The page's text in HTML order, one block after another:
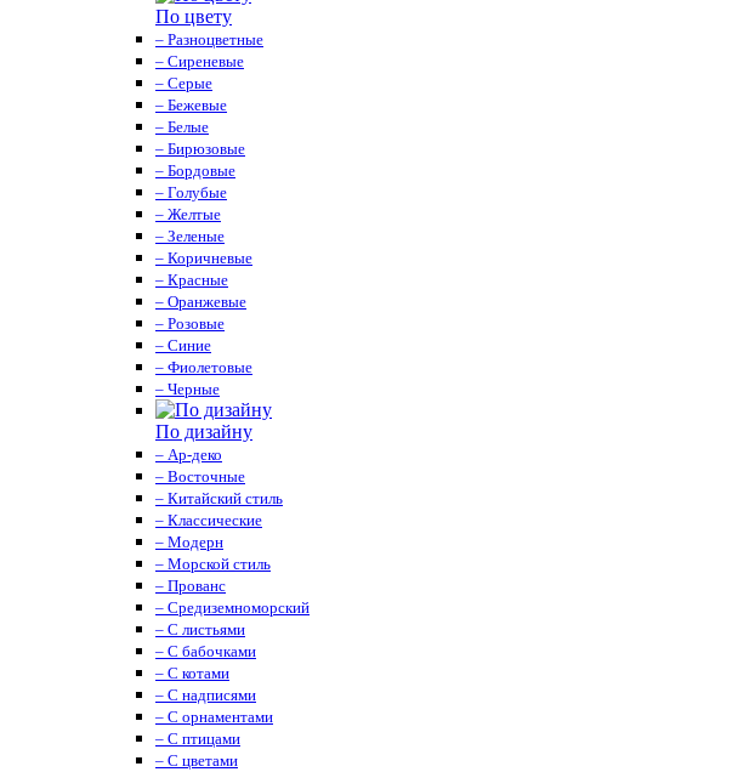
По цвету
– Разноцветные
– Сиреневые
– Серые
– Бежевые
– Белые
– Бирюзовые
– Бордовые
– Голубые
– Желтые
– Зеленые
– Коричневые
– Красные
– Оранжевые
– Розовые
– Синие
– Фиолетовые
– Черные
По дизайну
– Ар-деко
– Восточные
– Китайский стиль
– Классические
– Модерн
– Морской стиль
– Прованс
– Средиземноморский
– С листьями
– С бабочками
– С котами
– С надписями
– С орнаментами
– С птицами
– С цветами